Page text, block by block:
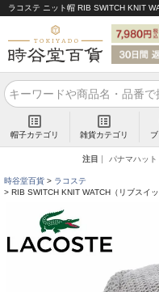
帽子カテゴリ 雑貨カテゴリ
注目 パナマハット
時谷堂百貨
ラコステ
RIB SWITCH KNIT WATCH（リブスイ